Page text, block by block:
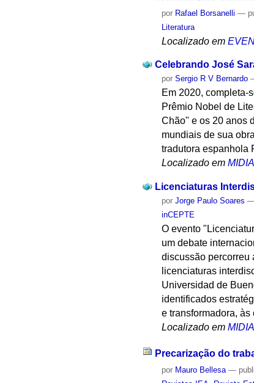
por Rafael Borsanelli —
Literatura
Localizado em
Celebrando José
porSergio R V Bernardo
Em 2020, completa-
Prêmio Nobel de
Chão" e os 20 anos
mundiais de sua
tradutora espanhola
Localizado em
Licenciaturas
porJorge Paulo Soares
inCEPTE
O evento
um debate
discussão percorreu
licenciaturas
Universidad de
identificados
e transformadora,
Localizado em
Precarização do
por Mauro Bellesa —